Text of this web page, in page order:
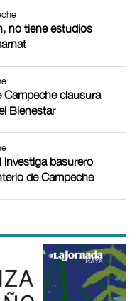
no tiene estudios
Campeche clausura
Bienestar
investiga basurero
de Campeche